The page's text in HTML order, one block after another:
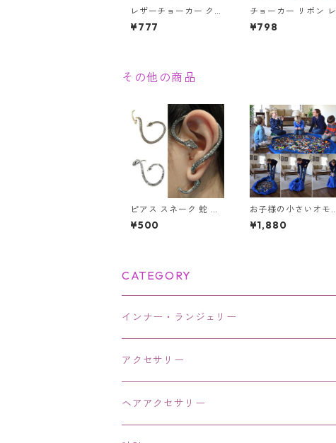
レザーチョーカー クロ
ス 十字架 チョーカー
ロザリオ スタッズ コ
¥777
チョーカー リボン レ
ース ブラック ストー
ン アクセサリー コス
¥798
その他の商品
ピアス スネーク 蛇 片
耳用 スネークピアス
レディース メンズ ユ
ネーク
¥500
お子様の小さいオモチ
ャのお片付けのお悩み
解消！レゴマット収納
¥1,880
CATEGORY
インナー・ランジェリー
アクセサリー
ネックレス・チョーカー
ヘアアクセサリー